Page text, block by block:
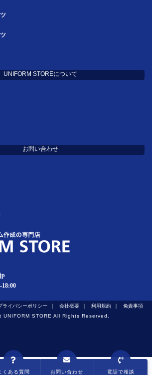
UNIFORM STOREについて
お問い合わせ
18:00
ライバシーポリシー 会社概要 利用規約
免責事項
UNIFORM STORE All Rights Reserved.
くある質問 お問い合わせ 電話で相談